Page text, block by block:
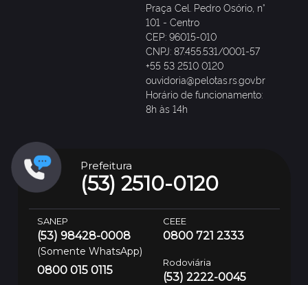
Praça Cel. Pedro Osório, n°
101 - Centro
CEP: 96015-010
CNPJ: 87.455.531/0001-57
+55 53 2510 0120
ouvidoria@pelotas.rs.gov.br
Horário de funcionamento:
8h às 14h
Prefeitura
(53) 2510-0120
SANEP
(53) 98428-0008
(Somente WhatsApp)
0800 015 0115
CEEE
0800 721 2333
Rodoviária
(53) 2222-0045